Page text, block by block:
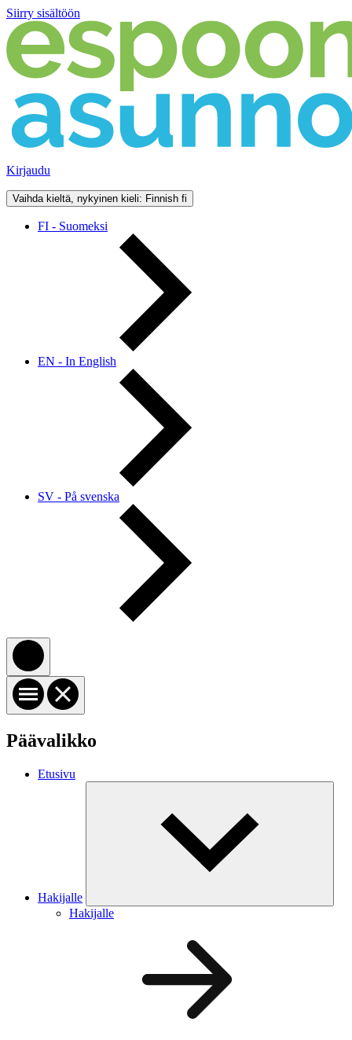
Siirry sisältöön
Kirjaudu
Vaihda kieltä, nykyinen kieli: Finnish fi
FI - Suomeksi
EN - In English
SV - På svenska
Päävalikko
Etusivu
Hakijalle
Hakijalle